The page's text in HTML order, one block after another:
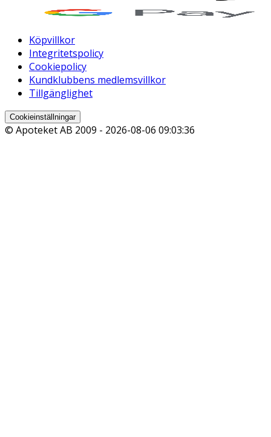
Köpvillkor
Integritetspolicy
Cookiepolicy
Kundklubbens medlemsvillkor
Tillgänglighet
Cookieinställningar
© Apoteket AB 2009 - 2026-08-06 09:03:36